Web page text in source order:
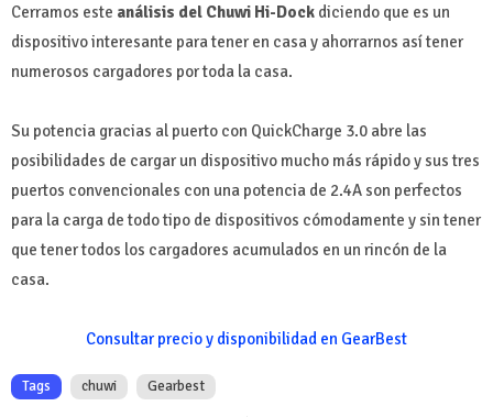
Cerramos este análisis del Chuwi Hi-Dock diciendo que es un
dispositivo interesante para tener en casa y ahorrarnos así tener
numerosos cargadores por toda la casa.
Su potencia gracias al puerto con QuickCharge 3.0 abre las
posibilidades de cargar un dispositivo mucho más rápido y sus tres
puertos convencionales con una potencia de 2.4A son perfectos
para la carga de todo tipo de dispositivos cómodamente y sin tener
que tener todos los cargadores acumulados en un rincón de la
casa.
Consultar precio y disponibilidad en GearBest
Tags chuwi Gearbest